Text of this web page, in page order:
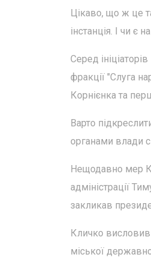
Цікаво, що ж це
інстанція. І чи є
Серед
фракції "Слуга
Корнієнка та
Варто
органами влади
Нещодавно мер
адміністрації
закликав
Кличко висловив
міської